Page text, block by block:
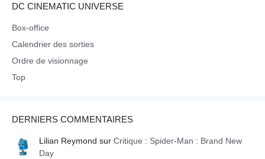
DC CINEMATIC UNIVERSE
Box-office
Calendrier des sorties
Ordre de visionnage
Top
DERNIERS COMMENTAIRES
Lilian Reymond sur Critique : Spider-Man : Brand New
Day